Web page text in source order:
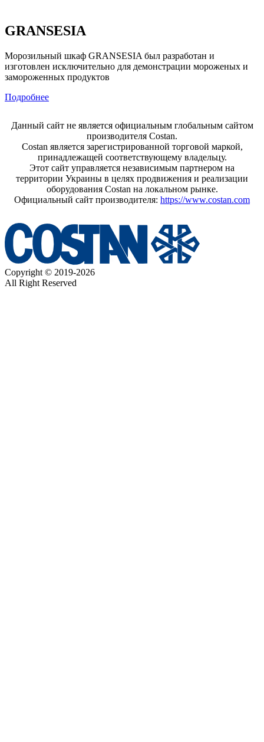
GRANSESIA
Морозильный шкаф GRANSESIA был разработан и
изготовлен исключительно для демонстрации мороженых и
замороженных продуктов
Подробнее
Данный сайт не является официальным глобальным сайтом
производителя Costan.
Costan является зарегистрированной торговой маркой,
принадлежащей соответствующему владельцу.
Этот сайт управляется независимым партнером на
территории Украины в целях продвижения и реализации
оборудования Costan на локальном рынке.
Официальный сайт производителя: https://www.costan.com
Copyright © 2019-2026
All Right Reserved